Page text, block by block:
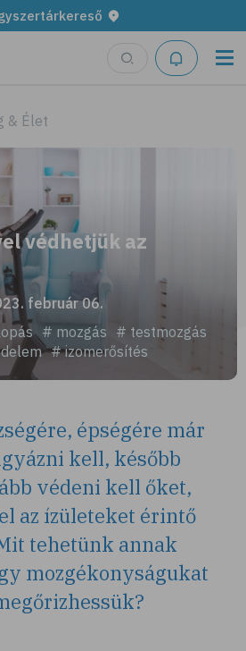
& Élet
védhetjük az
február 06.
# mozgás # testmozgás
# izomerősítés
épségére már
kell, később
védeni kell őket,
az ízületeket érintő
tehetünk annak
mozgékonyságukat